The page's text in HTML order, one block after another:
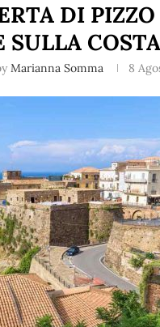
DI
SULLA
Marianna Somma 8